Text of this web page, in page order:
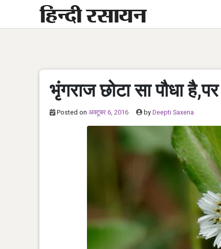
content
भृंगराज छोटा सा पौधा
Posted on अक्टूबर 6, 2016 by Deepti Saxena